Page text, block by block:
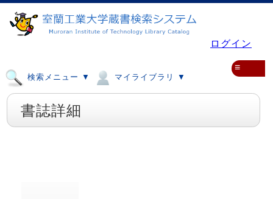
ログイン
検索メニュー ▼ マイライブラリ ▼
≡
書誌詳細